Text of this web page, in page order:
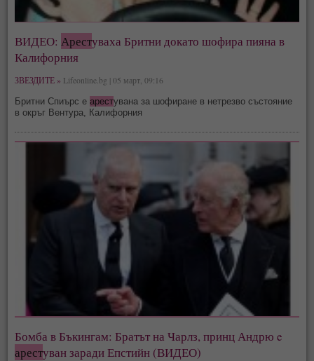
ВИДЕО:Арестуваха Бритни докато шофира пияна в
Калифорния
ЗВЕЗДИТЕ » Lifeonline.bg | 05 март, 09:16
Бритни Спиърс еарестувана за шофиране в нетрезво състояние
в окръг Вентура, Калифорния
Бомба в Бъкингам: Братът на Чарлз, принц Андрю e
арестуван заради Епстийн (ВИДЕО)